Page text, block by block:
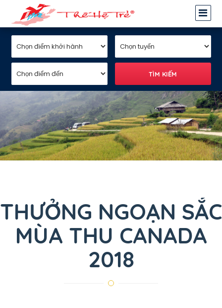
THƯỞNG NGOẠN SẮC
MÙA THU CANADA
2018